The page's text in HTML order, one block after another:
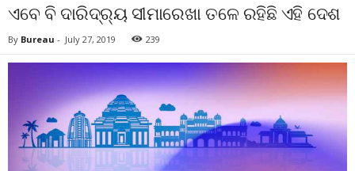
ଏବେ ବି ଦାରିଦ୍ର୍ୟ ସୀମାରେଖା ତଳେ ରହିଛି ଏହି ଦେଶ
By Bureau - July 27, 2019 239